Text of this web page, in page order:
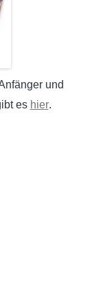
und
es hier.